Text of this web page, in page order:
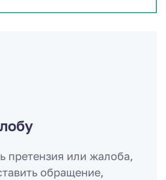
претензия или жалоба,
обращение,